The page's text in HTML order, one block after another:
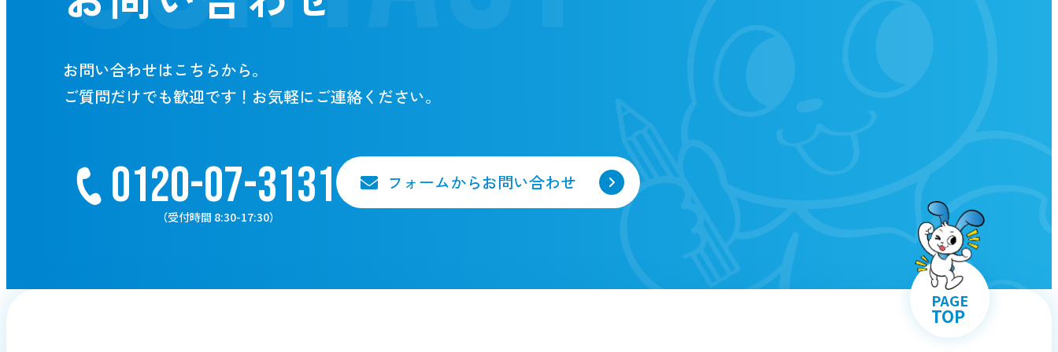
お問い合わせはこちらから。
ご質問だけでも歓迎です！お気軽にご連絡ください。
0120-07-3131
（受付時間 8:30-17:30）
フォームからお問い合わせ
PAGE
TOP